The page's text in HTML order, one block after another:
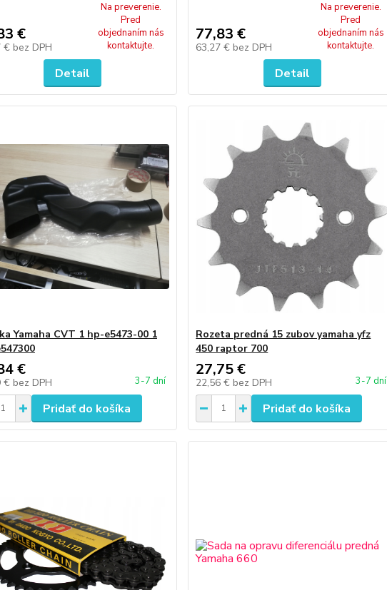
€
€ bez DPH
Na preverenie.
Pred
objednaním nás
kontaktujte.
Detail
77,83 €
63,27 € bez DPH
Na preverenie.
Pred
objednaním nás
kontaktujte.
Detail
Yamaha CVT 1 hp-e5473-00 1
€
€ bez DPH 3-7 dní
Pridať do košíka
Rozeta predná 15 zubov yamaha yfz
450 raptor 700
27,75 €
22,56 € bez DPH 3-7 dní
Pridať do košíka